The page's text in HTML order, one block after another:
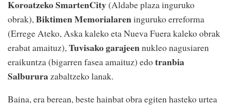
Koroatzeko SmartenCity(Aldabe plaza inguruko
obrak),Biktimen Memorialareninguruko erreforma
(Errege Ateko, Aska kaleko eta Nueva Fuera kaleko obrak
erabat amaituz),Tuvisako garajeennukleo nagusiaren
eraikuntza (bigarren fasea amaituz) edotranbia
Salbururazabaltzeko lanak.
Baina, era berean, beste hainbat obra egiten hasteko urtea